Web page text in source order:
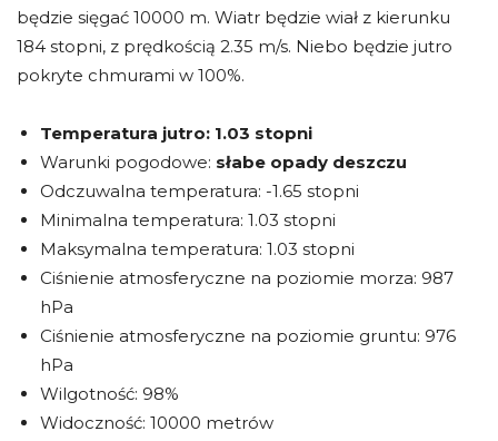
będzie sięgać 10000 m. Wiatr będzie wiał z kierunku
184 stopni, z prędkością 2.35 m/s. Niebo będzie jutro
pokryte chmurami w 100%.
Temperatura jutro: 1.03 stopni
Warunki pogodowe: słabe opady deszczu
Odczuwalna temperatura: -1.65 stopni
Minimalna temperatura: 1.03 stopni
Maksymalna temperatura: 1.03 stopni
Ciśnienie atmosferyczne na poziomie morza: 987
hPa
Ciśnienie atmosferyczne na poziomie gruntu: 976
hPa
Wilgotność: 98%
Widoczność: 10000 metrów